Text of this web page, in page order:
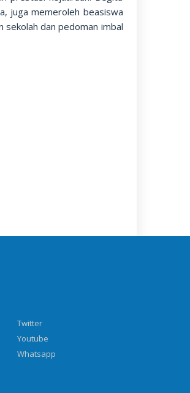
juga memeroleh beasiswa
sekolah dan pedoman imbal
Twitter
Youtube
Whatsapp